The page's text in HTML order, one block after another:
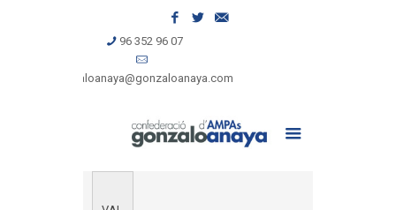
96 352 96 07
gonzaloanaya@gonzaloanaya.com